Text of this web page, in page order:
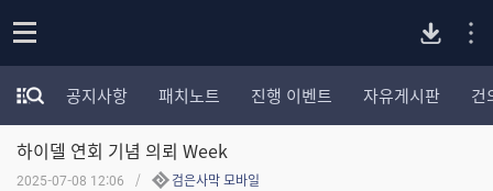
p
e
n
모
험
가
포
공지사항 패치노트 진행 이벤트 자유게시판 건
하이델 연회 기념 의뢰 Week
2025-07-08 12:06 검은사막 모바일